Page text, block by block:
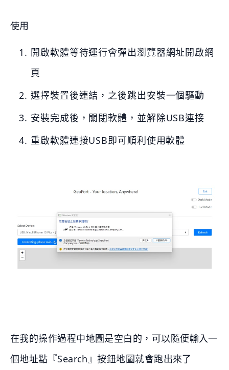
使用
開啟軟體等待運行會彈出瀏覽器網址開啟網
頁
選擇裝置後連結，之後跳出安裝一個驅動
安裝完成後，關閉軟體，並解除USB連接
重啟軟體連接USB即可順利使用軟體
在我的操作過程中地圖是空白的，可以隨便輸入一
個地址點『Search』按鈕地圖就會跑出來了